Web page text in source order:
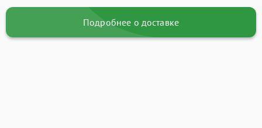
Подробнее о доставке